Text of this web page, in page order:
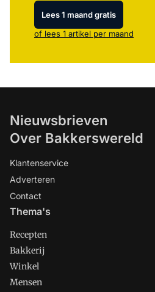
Lees 1 maand gratis
of lees 1 artikel per maand
Nieuwsbrieven
Over Bakkerswereld
Klantenservice
Adverteren
Contact
Thema's
Recepten
Bakkerij
Winkel
Mensen